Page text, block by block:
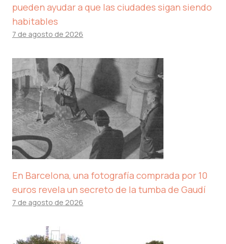
pueden ayudar a que las ciudades sigan siendo
habitables
7 de agosto de 2026
En Barcelona, ​​una fotografía comprada por 10
euros revela un secreto de la tumba de Gaudí
7 de agosto de 2026